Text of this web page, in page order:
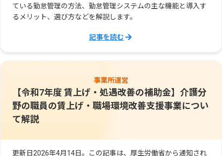
ている勤怠管理の方法、勤怠管理システムの主な機能と導入す
るメリット、選び方などを解説します。
記事を読む
事業所運営
【令和7年度 賃上げ・処遇改善の補助金】介護分
野の職員の賃上げ・職場環境改善支援事業につい
て解説
更新日2026年4月14日。この記事は、厚生労働省から通知され